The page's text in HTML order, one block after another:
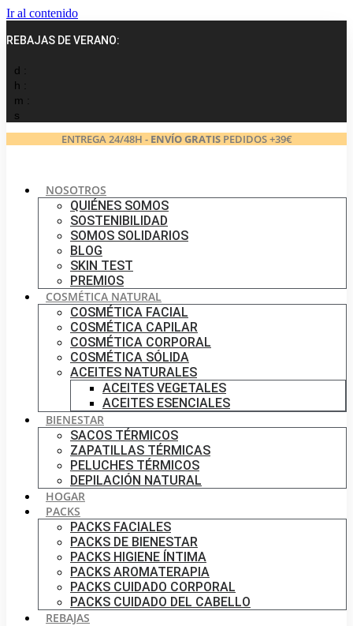
Ir al contenido
REBAJAS DE VERANO:
d :
h :
m :
s
ENTREGA 24/48H - ENVÍO GRATISPEDIDOS +39€
NOSOTROS
QUIÉNES SOMOS
SOSTENIBILIDAD
SOMOS SOLIDARIOS
BLOG
SKIN TEST
PREMIOS
COSMÉTICA NATURAL
COSMÉTICA FACIAL
COSMÉTICA CAPILAR
COSMÉTICA CORPORAL
COSMÉTICA SÓLIDA
ACEITES NATURALES
ACEITES VEGETALES
ACEITES ESENCIALES
BIENESTAR
SACOS TÉRMICOS
ZAPATILLAS TÉRMICAS
PELUCHES TÉRMICOS
DEPILACIÓN NATURAL
HOGAR
PACKS
PACKS FACIALES
PACKS DE BIENESTAR
PACKS HIGIENE ÍNTIMA
PACKS AROMATERAPIA
PACKS CUIDADO CORPORAL
PACKS CUIDADO DEL CABELLO
REBAJAS